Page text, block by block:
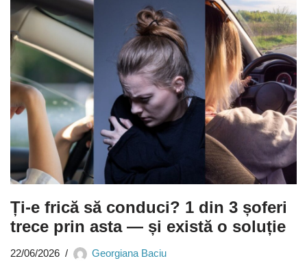
Ți-e frică să conduci? 1 din 3 șoferi
trece prin asta — și există o soluție
22/06/2026 Georgiana Baciu